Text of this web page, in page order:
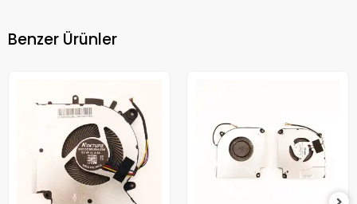
Benzer Ürünler